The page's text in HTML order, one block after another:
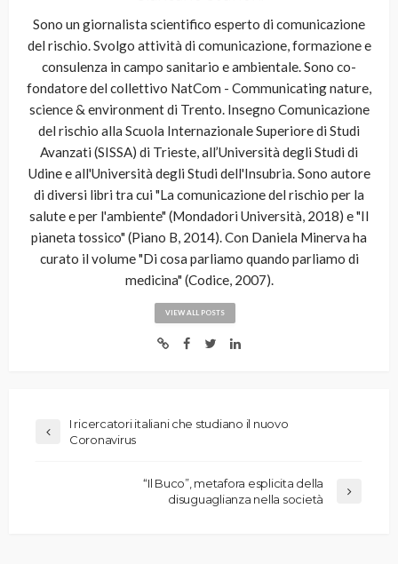
Sono un giornalista scientifico esperto di comunicazione
del rischio. Svolgo attività di comunicazione, formazione e
consulenza in campo sanitario e ambientale. Sono co-
fondatore del collettivo NatCom - Communicating nature,
science & environment di Trento. Insegno Comunicazione
del rischio alla Scuola Internazionale Superiore di Studi
Avanzati (SISSA) di Trieste, all’Università degli Studi di
Udine e all'Università degli Studi dell'Insubria. Sono autore
di diversi libri tra cui "La comunicazione del rischio per la
salute e per l'ambiente" (Mondadori Università, 2018) e "Il
pianeta tossico" (Piano B, 2014). Con Daniela Minerva ha
curato il volume "Di cosa parliamo quando parliamo di
medicina" (Codice, 2007).
VIEW ALL POSTS
I ricercatori italiani che studiano il nuovo
Coronavirus
“Il Buco”, metafora esplicita della
disuguaglianza nella società